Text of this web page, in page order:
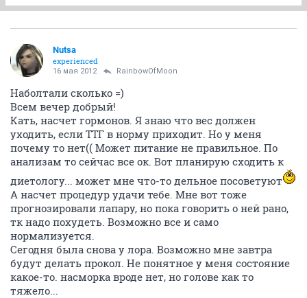
Nutsa
experienced
16 мая 2012 RainbowOfMoon
Наболтали сколько =)
Всем вечер добрый!
Кать, насчет гормонов. Я знаю что вес должен
уходить, если ТТГ в норму приходит. Но у меня
почему то нет(( Может питание не правильное. По
анализам то сейчас все ок. Вот планирую сходить к
диетологу... может мне что-то дельное посоветуют
А насчет процедур удачи тебе. Мне вот тоже
прогнозировали лапару, но пока говорить о ней рано,
тк надо похудеть. Возможно все и само
нормализуется.
Сегодня была снова у лора. Возможно мне завтра
будут делать прокол. Не понятное у меня состояние
какое-то. насморка вроде нет, но голове как то
тяжело...